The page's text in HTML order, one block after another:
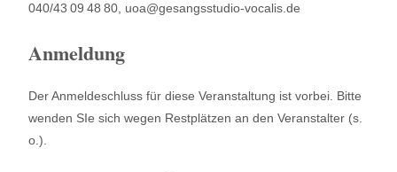
040/43 09 48 80, uoa@gesangsstudio-vocalis.de
Anmeldung
Der Anmeldeschluss für diese Veranstaltung ist vorbei. Bitte
wenden SIe sich wegen Restplätzen an den Veranstalter (s.
o.).